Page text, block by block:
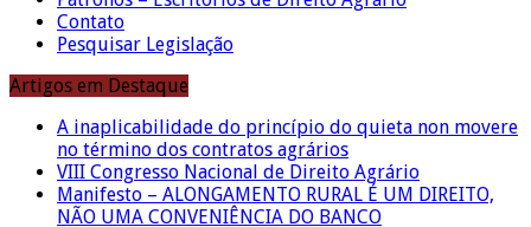
Contato
Pesquisar Legislação
Artigos em Destaque
A inaplicabilidade do princípio do quieta non movere
no término dos contratos agrários
VIII Congresso Nacional de Direito Agrário
Manifesto – ALONGAMENTO RURAL É UM DIREITO,
NÃO UMA CONVENIÊNCIA DO BANCO